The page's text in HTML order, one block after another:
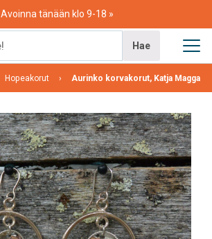
Avoinna tänään klo 9-18
Hae
Hopeakorut Aurinko korvakorut, Katja Magga